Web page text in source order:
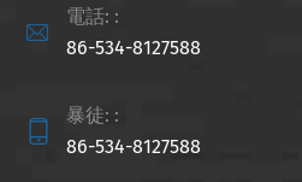

電話: :
86-534-8127588

暴徒: :
86-534-8127588